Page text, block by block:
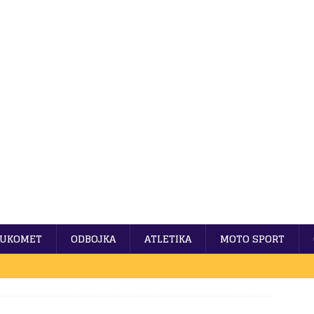
ODBOJKA ATLETIKA MOTO SPORT